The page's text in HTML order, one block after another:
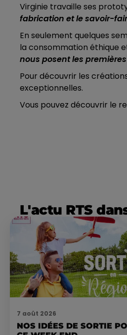
Virginie travaille ses
fabrication et le savoir-
En seulement quelques
la consommation éthique
nous posent les
Pour découvrir les
exceptionnelles.
Vous pouvez découvrir le
L'actu RTS
7 août 2026
NOS IDÉES DE SORTIE